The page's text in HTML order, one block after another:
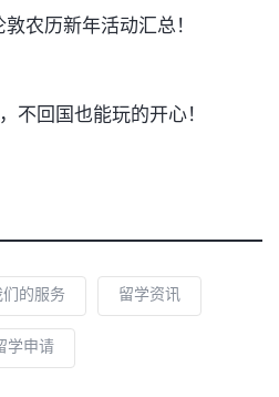
农历新年活动汇总！
不回国也能玩的开心！
的服务 留学资讯
学申请